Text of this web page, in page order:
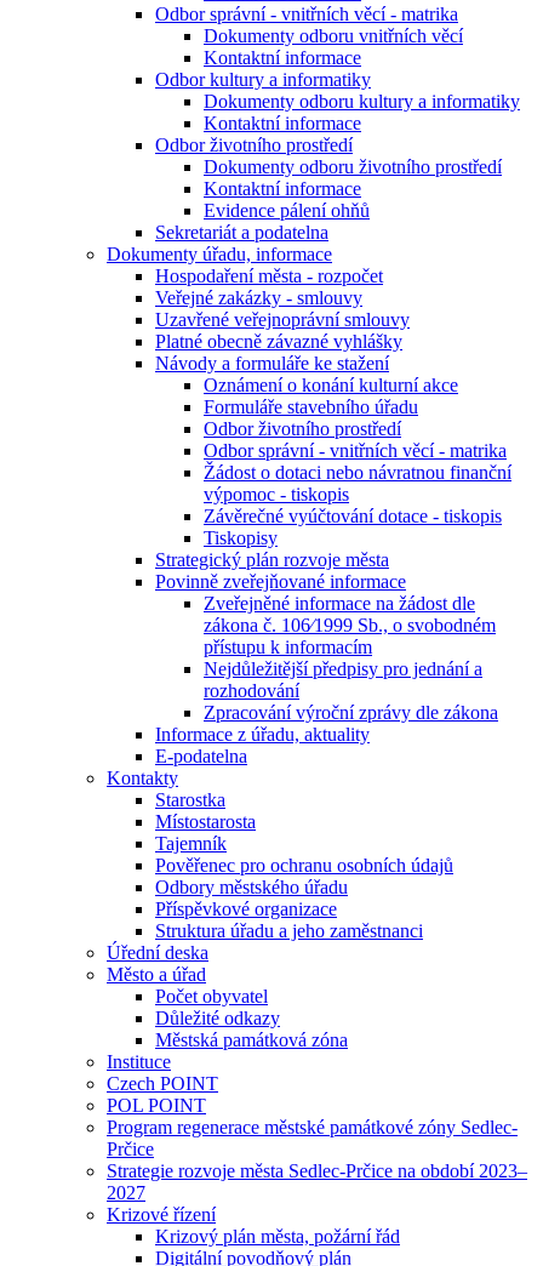
Odbor správní - vnitřních věcí - matrika
Dokumenty odboru vnitřních věcí
Kontaktní informace
Odbor kultury a informatiky
Dokumenty odboru kultury a informatiky
Kontaktní informace
Odbor životního prostředí
Dokumenty odboru životního prostředí
Kontaktní informace
Evidence pálení ohňů
Sekretariát a podatelna
Dokumenty úřadu, informace
Hospodaření města - rozpočet
Veřejné zakázky - smlouvy
Uzavřené veřejnoprávní smlouvy
Platné obecně závazné vyhlášky
Návody a formuláře ke stažení
Oznámení o konání kulturní akce
Formuláře stavebního úřadu
Odbor životního prostředí
Odbor správní - vnitřních věcí - matrika
Žádost o dotaci nebo návratnou finanční
výpomoc - tiskopis
Závěrečné vyúčtování dotace - tiskopis
Tiskopisy
Strategický plán rozvoje města
Povinně zveřejňované informace
Zveřejněné informace na žádost dle
zákona č. 106⁄1999 Sb., o svobodném
přístupu k informacím
Nejdůležitější předpisy pro jednání a
rozhodování
Zpracování výroční zprávy dle zákona
Informace z úřadu, aktuality
E-podatelna
Kontakty
Starostka
Místostarosta
Tajemník
Pověřenec pro ochranu osobních údajů
Odbory městského úřadu
Příspěvkové organizace
Struktura úřadu a jeho zaměstnanci
Úřední deska
Město a úřad
Počet obyvatel
Důležité odkazy
Městská památková zóna
Instituce
Czech POINT
POL POINT
Program regenerace městské památkové zóny Sedlec-
Prčice
Strategie rozvoje města Sedlec-Prčice na období 2023–
2027
Krizové řízení
Krizový plán města, požární řád
Digitální povodňový plán